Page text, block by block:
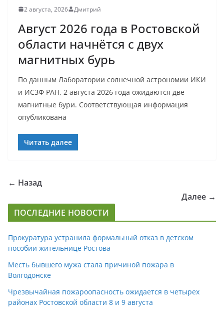
2 августа, 2026 Дмитрий
Август 2026 года в Ростовской
области начнётся с двух
магнитных бурь
По данным Лаборатории солнечной астрономии ИКИ
и ИСЗФ РАН, 2 августа 2026 года ожидаются две
магнитные бури. Соответствующая информация
опубликована
Читать далее
← Назад
Далее →
ПОСЛЕДНИЕ НОВОСТИ
Прокуратура устранила формальный отказ в детском
пособии жительнице Ростова
Месть бывшего мужа стала причиной пожара в
Волгодонске
Чрезвычайная пожароопасность ожидается в четырех
районах Ростовской области 8 и 9 августа